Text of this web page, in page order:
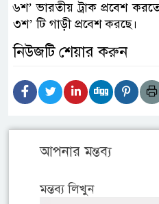
৬শ’ ভারতীয় ট্রাক প্রবেশ
৩শ’ টি গাড়ী প্রবেশ করছে।
নিউজটি শেয়ার করুন
আপনার মন্তব্য
মন্তব্য লিখুন